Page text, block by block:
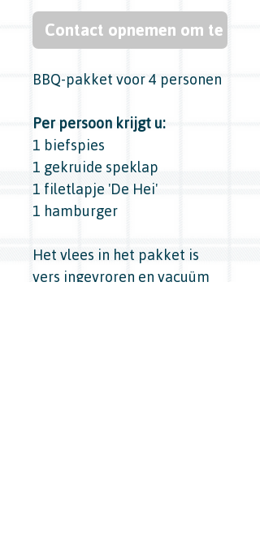
Contact opnemen om te
BBQ-pakket voor 4 personen
Per persoon krijgt u:
1 biefspies
1 gekruide speklap
1 filetlapje 'De Hei'
1 hamburger
Het vlees in het pakket is
vers ingevroren en vacuüm